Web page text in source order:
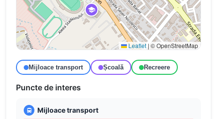
Leaflet | © OpenStreetMap
Mijloace transport Școală Recreere
Puncte de interes
Mijloace transport